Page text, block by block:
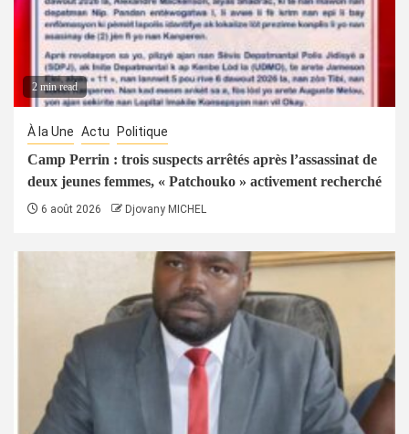
2 min read
À la Une Actu Politique
Camp Perrin : trois suspects arrêtés après l’assassinat de
deux jeunes femmes, « Patchouko » activement recherché
6 août 2026 Djovany MICHEL